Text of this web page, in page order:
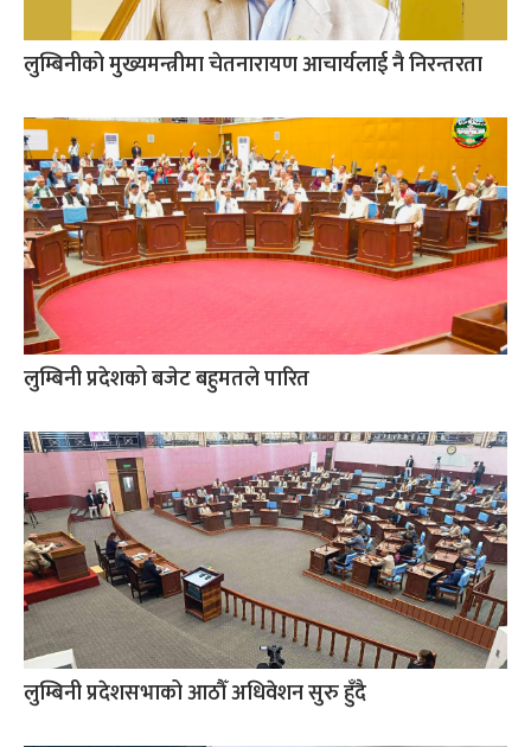
लुम्बिनीको मुख्यमन्त्रीमा चेतनारायण आचार्यलाई नै निरन्तरता
लुम्बिनी प्रदेशको बजेट बहुमतले पारित
लुम्बिनी प्रदेशसभाको आठौँ अधिवेशन सुरु हुँदै